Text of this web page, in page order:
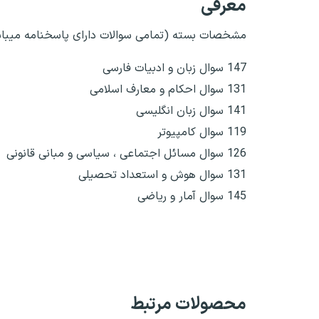
معرفی
مشخصات بسته (تمامی سوالات دارای پاسخنامه
147 سوال زبان و ادبیات فارسی
131 سوال احکام و معارف اسلامی
141 سوال زبان انگلیسی
119 سوال کامپیوتر
126 سوال مسائل اجتماعی ، سیاسی و مبانی قانونی
131 سوال هوش و استعداد تحصیلی
145 سوال آمار و ریاضی
محصولات مرتبط